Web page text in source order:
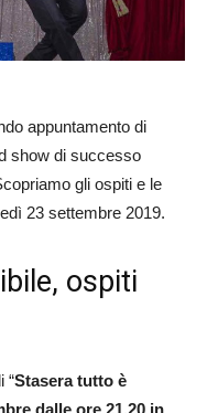
appuntamento di
show di successo
gli ospiti e le
23 settembre 2019.
ospiti
“Stasera tutto è
dalle ore 21.20 in